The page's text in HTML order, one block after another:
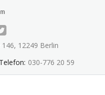
12249 Berlin
Telefon: 030-776 20 59